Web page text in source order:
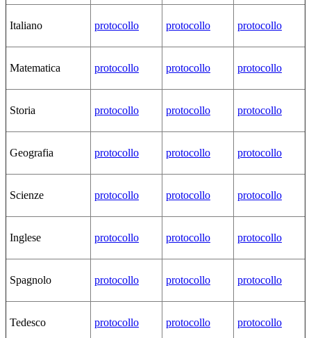
Italiano protocollo protocollo protocollo
Matematica protocollo protocollo protocollo
Storia protocollo protocollo protocollo
Geografia protocollo protocollo protocollo
Scienze protocollo protocollo protocollo
Inglese protocollo protocollo protocollo
Spagnolo protocollo protocollo protocollo
Tedesco protocollo protocollo protocollo